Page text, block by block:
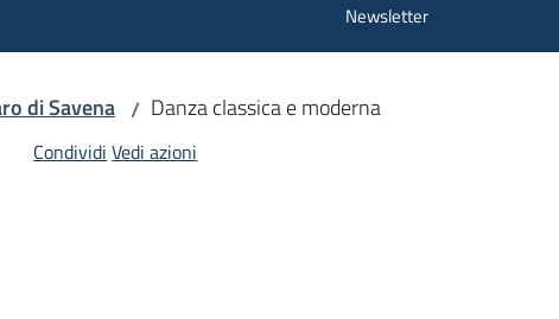
Newsletter
di Savena / Danza classica e moderna
Condividi Vedi azioni